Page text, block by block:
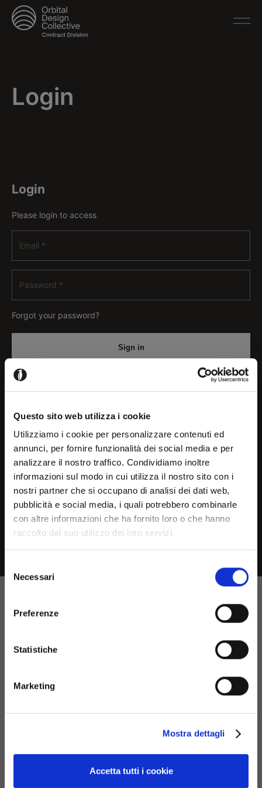
Questo sito web utilizza i cookie
Utilizziamo i cookie per personalizzare contenuti ed
annunci, per fornire funzionalità dei social media e per
analizzare il nostro traffico. Condividiamo inoltre
informazioni sul modo in cui utilizza il nostro sito con i
nostri partner che si occupano di analisi dei dati web,
pubblicità e social media, i quali potrebbero combinarle
con altre informazioni che ha fornito loro o che hanno
raccolto dal suo utilizzo dei loro servizi.
delNecessari
Preferenze
Statistiche
Marketing
Mostra dettagli
Accetta tutti i cookie
Welcome!
It seems that you are
browsing in a country other
country or geographical are
current products and
Login
Login
Please login to access
Forgot your password?
Not registered yet?
Register now
Browse